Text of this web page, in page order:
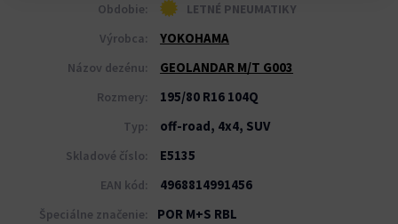
Obdobie:
LETNÉ PNEUMATIKY
Výrobca:
YOKOHAMA
Názov dezénu: GEOLANDAR M/T G003
Rozmery: 195/80 R16 104Q
Typ: off-road, 4x4, SUV
Skladové číslo: E5135
EAN kód: 4968814991456
Špeciálne značenie:
POR M+S RBL